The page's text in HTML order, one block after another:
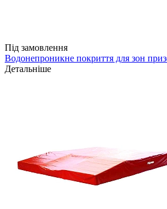
Під замовлення
Водонепроникне покриття для зон
Детальніше